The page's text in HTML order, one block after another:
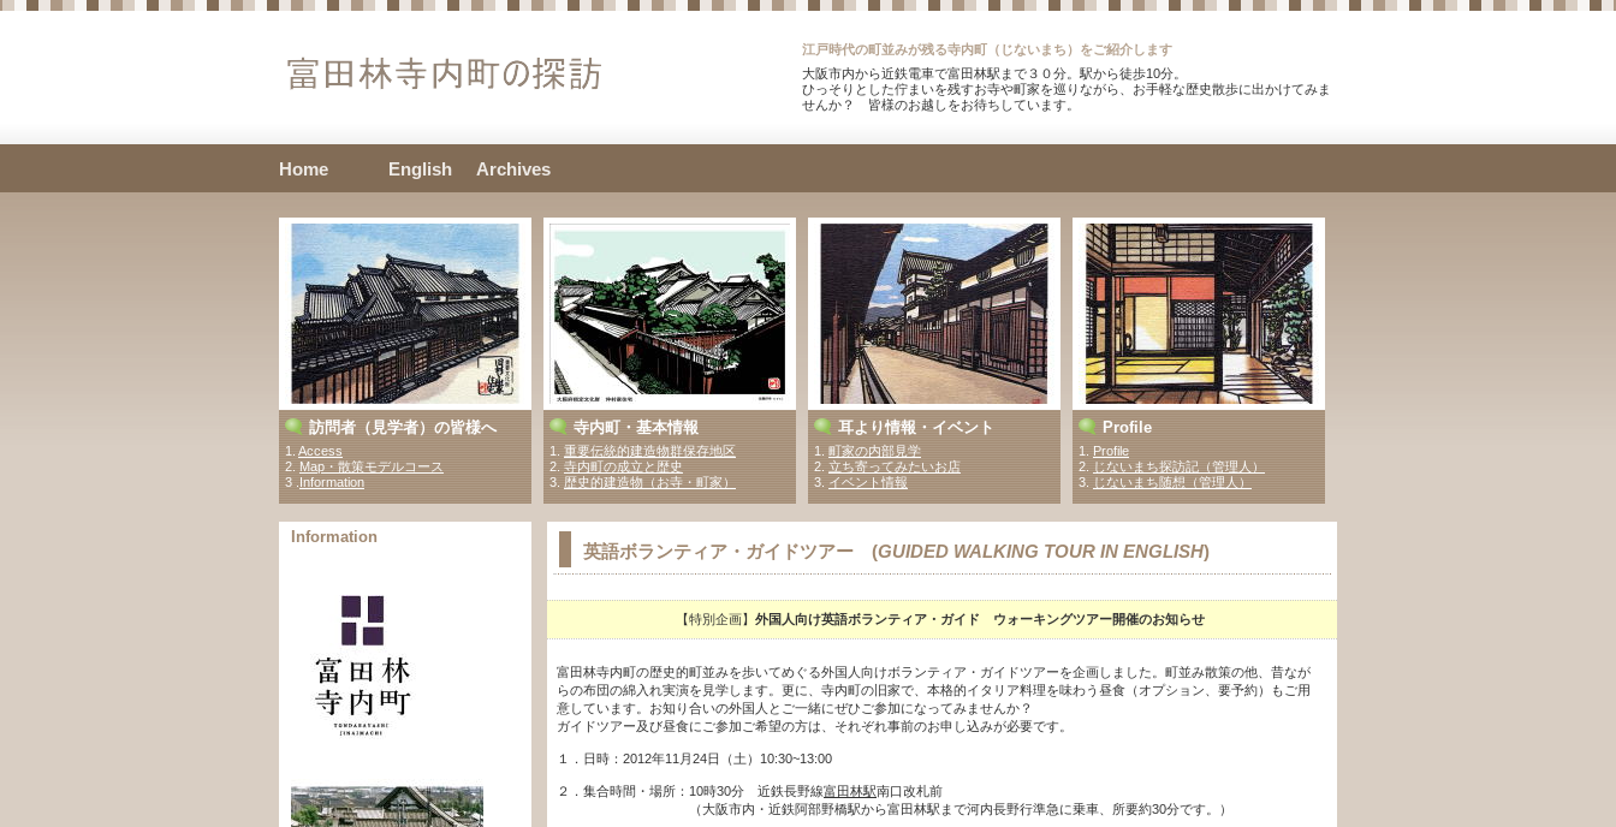
江戸時代の町並みが残る寺内町（じないまち）をご紹介します
大阪市内から近鉄電車で富田林駅まで３０分。駅から徒歩10分。
ひっそりとした佇まいを残すお寺や町家を巡りながら、お手軽な歴史散歩に出かけてみま
せんか？ 皆様のお越しをお待ちしています。
訪問者（見学者）の皆様へ
1. Access
2. Map・散策モデルコース
3 . Information
寺内町・基本情報
1. 重要伝統的建造物群保存地区
2. 寺内町の成立と歴史
3. 歴史的建造物（お寺・町家）
耳より情報・イベント
1
町家の内部見学
2 立ち寄ってみたいお店
3. イベント情報
Profile
1. Profile
2.
じないまち探訪記（管理人）
3
じないまち随想（管理人）
英語ボランティア・ガイドツアー (GUIDED WALKING TOUR IN ENGLISH)
【特別企画】 外国人向け英語ボランティア・ガイド ウォーキングツアー開催のお知らせ
富田林寺内町の歴史的町並みを歩いてめぐる外国人向けボランティア・ガイドツアーを企画しました。町並み散策の他、昔なが
らの布団の綿入れ実演を見学します。 更に、寺内町の旧家で、本格的イタリア料理を味わう昼食（オプション、要予約）もご用
意しています。お知り合いの外国人とご一緒にぜひご参加になってみませんか？
ガイドツアー及び昼食にご参加ご希望の方は、それぞれ事前のお申し込みが必要です。
１． 日時：2012年11月24日（土）10:30~13:00
２． 集合時間・場所：10時30分 近鉄長野線富田林駅南口改札前
（大阪市内・近鉄阿部野橋駅から富田林駅まで河内長野行準急に乗車、所要約30分です。）
Information
Home English Archives